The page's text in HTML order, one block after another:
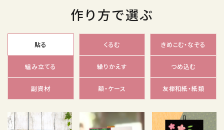
初めての方へ
ショッピングガイド
よくあるご質問
カタログ請求
法人の方へ
作り方で選ぶ
貼る くるむ きめこむ・なぞる
組み立てる 繰りかえす つめ込む
副資材 額・ケース 友禅和紙・紙類